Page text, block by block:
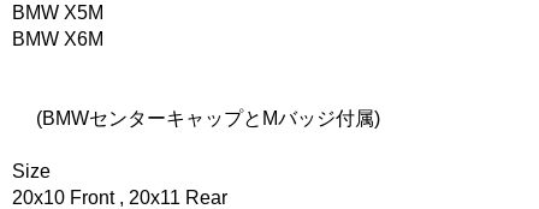
BMW X5M
BMW X6M
(BMWセンターキャップとMバッジ付属)
Size
20x10 Front , 20x11 Rear